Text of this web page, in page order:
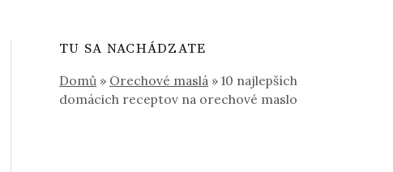
TU SA NACHÁDZATE
Domů » Orechové maslá »10 najlepších
domácich receptov na orechové maslo